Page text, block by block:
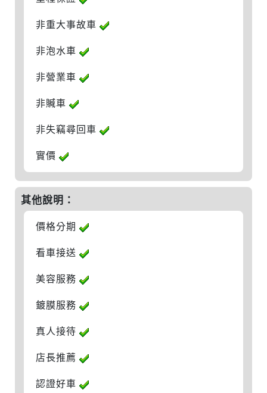
非重大事故車
非泡水車
非營業車
非贓車
非失竊尋回車
實價
其他說明：
價格分期
看車接送
美容服務
鍍膜服務
真人接待
店長推薦
認證好車